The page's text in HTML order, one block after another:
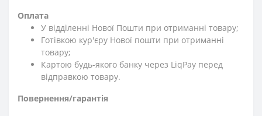
Оплата
У відділенні Нової Пошти при отриманні товару;
Готівкою кур'єру Нової пошти при отриманні
товару;
Картою будь-якого банку через LiqPay перед
відправкою товару.
Повернення/гарантія